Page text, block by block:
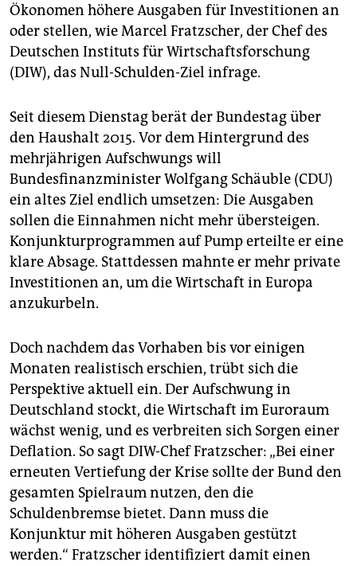
Ökonomen höhere Ausgaben für Investitionen an
oder stellen, wie Marcel Fratzscher, der Chef des
Deutschen Instituts für Wirtschaftsforschung
(DIW), das Null-Schulden-Ziel infrage.
Seit diesem Dienstag berät der Bundestag über
den Haushalt 2015. Vor dem Hintergrund des
mehrjährigen Aufschwungs will
Bundesfinanzminister Wolfgang Schäuble (CDU)
ein altes Ziel endlich umsetzen: Die Ausgaben
sollen die Einnahmen nicht mehr übersteigen.
Konjunkturprogrammen auf Pump erteilte er eine
klare Absage. Stattdessen mahnte er mehr private
Investitionen an, um die Wirtschaft in Europa
anzukurbeln.
Doch nachdem das Vorhaben bis vor einigen
Monaten realistisch erschien, trübt sich die
Perspektive aktuell ein. Der Aufschwung in
Deutschland stockt, die Wirtschaft im Euroraum
wächst wenig, und es verbreiten sich Sorgen einer
Deflation. So sagt DIW-Chef Fratzscher: „Bei einer
erneuten Vertiefung der Krise sollte der Bund den
gesamten Spielraum nutzen, den die
Schuldenbremse bietet. Dann muss die
Konjunktur mit höheren Ausgaben gestützt
werden.“ Fratzscher identifiziert damit einen